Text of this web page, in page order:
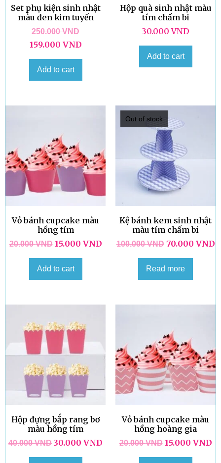
Set phụ kiện sinh nhật
màu đen kim tuyến
250.000VND
159.000 VND
Add to cart
Hộp quà sinh nhật màu
tím chấm bi
30.000VND
Add to cart
Vỏ bánh cupcake màu
hồng tím
20.000VND 15.000 VND
Add to cart
Out of stock
Kệ bánh kem sinh nhật
màu tím chấm bi
100.000VND 70.000 VND
Read more
Hộp đựng bắp rang bơ
màu hồng tím
40.000VND 30.000 VND
Vỏ bánh cupcake màu
hồng hoàng gia
20.000VND 15.000 VND